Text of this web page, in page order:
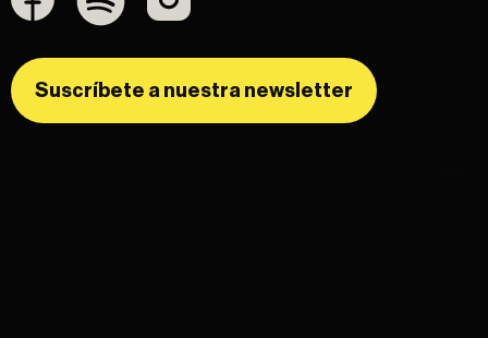
Suscríbete a nuestra newsletter